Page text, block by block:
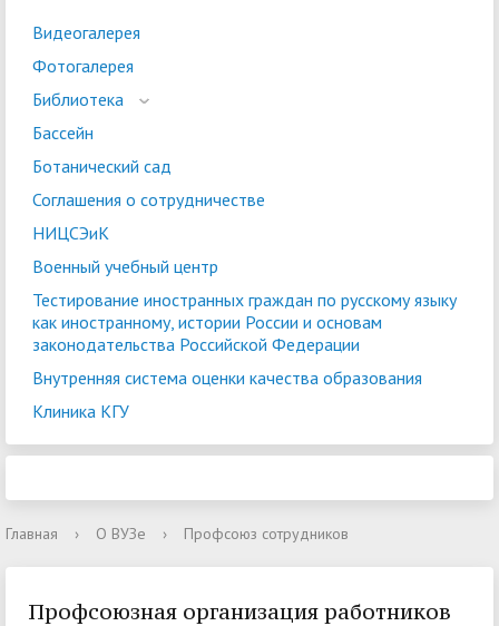
Видеогалерея
Фотогалерея
Библиотека
Бассейн
Ботанический сад
Соглашения о сотрудничестве
НИЦСЭиК
Военный учебный центр
Тестирование иностранных граждан по русскому языку
как иностранному, истории России и основам
законодательства Российской Федерации
Внутренняя система оценки качества образования
Клиника КГУ
Главная › О ВУЗе › Профсоюз сотрудников
Профсоюзная организация работников